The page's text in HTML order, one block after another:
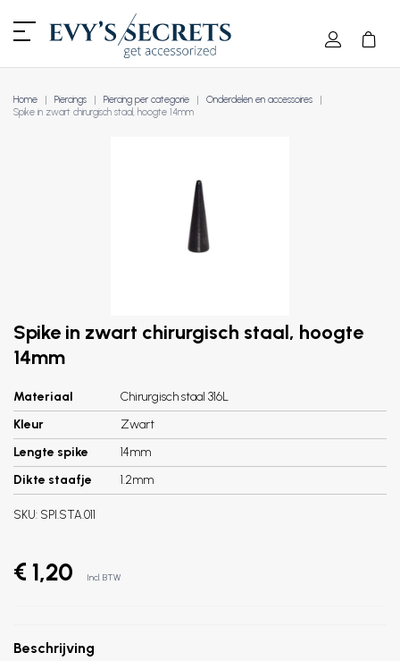
Home Piercings Piercing per categorie
Onderdelen en accessoires
Spike in zwart chirurgisch staal, hoogte 14mm
Spike in zwart chirurgisch staal, hoogte
14mm
Materiaal
Chirurgisch staal 316L
Kleur
Zwart
Lengte spike
14mm
Dikte staafje
1.2mm
SKU: SPI.STA.011
€ 1,20 Incl. BTW
Beschrijving